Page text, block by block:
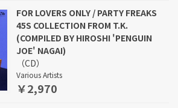
FOR LOVERS ONLY / PARTY FREAKS
45S COLLECTION FROM T.K.
(COMPILED BY HIROSHI 'PENGUIN
JOE' NAGAI)
（CD）
Various Artists
￥2,970